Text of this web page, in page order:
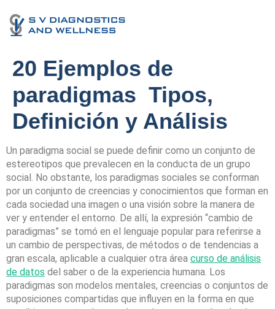
20 Ejemplos de
paradigmas ️ Tipos,
Definición y Análisis
Un paradigma social se puede definir como un conjunto de
estereotipos que prevalecen en la conducta de un grupo
social. No obstante, los paradigmas sociales se conforman
por un conjunto de creencias y conocimientos que forman en
cada sociedad una imagen o una visión sobre la manera de
ver y entender el entorno. De allí, la expresión “cambio de
paradigmas” se tomó en el lenguaje popular para referirse a
un cambio de perspectivas, de métodos o de tendencias a
gran escala, aplicable a cualquier otra área curso de análisis
de datos del saber o de la experiencia humana. Los
paradigmas son modelos mentales, creencias o conjuntos de
suposiciones compartidas que influyen en la forma en que